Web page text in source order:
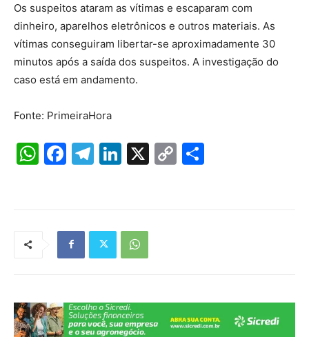
Os suspeitos ataram as vítimas e escaparam com
dinheiro, aparelhos eletrônicos e outros materiais. As
vítimas conseguiram libertar-se aproximadamente 30
minutos após a saída dos suspeitos. A investigação do
caso está em andamento.
Fonte: PrimeiraHora
W F
b
o
k
T
a
m
Li
dI
n
X
C